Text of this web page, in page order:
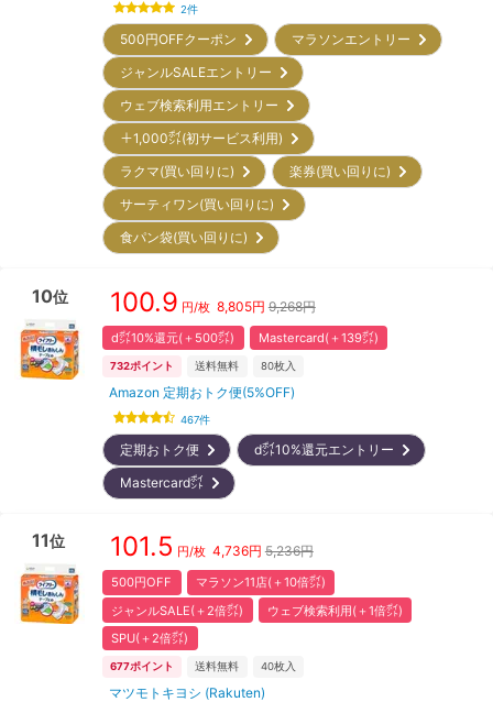
2件
500円OFFクーポン
マラソンエントリー
ジャンルSALEエントリー
ウェブ検索利用エントリー
＋1,000㌽(初サービス利用)
ラクマ(買い回りに)
楽券(買い回りに)
サーティワン(買い回りに)
食パン袋(買い回りに)
10位 100.9 円/枚 8,805円 9,268円
d㌽10%還元(＋500㌽) Mastercard(＋139㌽)
732ポイント 送料無料 80枚入
Amazon 定期おトク便(5%OFF)
467件
定期おトク便
d㌽10%還元エントリー
Mastercard㌽
11位 101.5 円/枚 4,736円 5,236円
500円OFF
マラソン11店(＋10倍㌽)
ジャンルSALE(＋2倍㌽)
ウェブ検索利用(＋1倍㌽)
SPU(＋2倍㌽)
677ポイント 送料無料 40枚入
マツモトキヨシ (Rakuten)